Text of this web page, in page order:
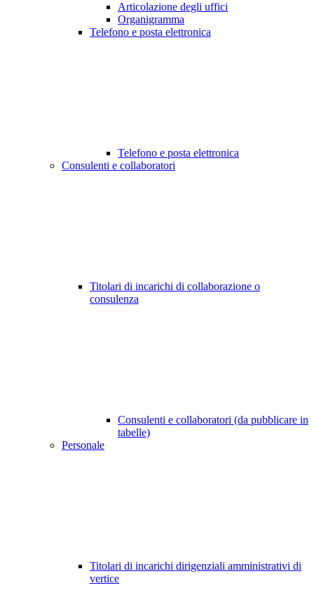
Articolazione degli uffici
Organigramma
Telefono e posta elettronica
Telefono e posta elettronica
Consulenti e collaboratori
Titolari di incarichi di collaborazione o
consulenza
Consulenti e collaboratori (da pubblicare in
tabelle)
Personale
Titolari di incarichi dirigenziali amministrativi di
vertice